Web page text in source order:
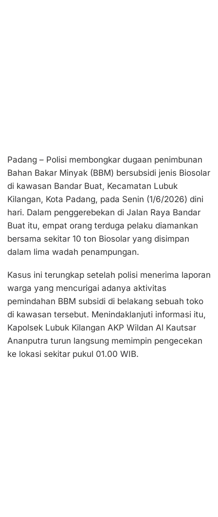
Padang – Polisi membongkar dugaan penimbunan
Bahan Bakar Minyak (BBM) bersubsidi jenis Biosolar
di kawasan Bandar Buat, Kecamatan Lubuk
Kilangan, Kota Padang, pada Senin (1/6/2026) dini
hari. Dalam penggerebekan di Jalan Raya Bandar
Buat itu, empat orang terduga pelaku diamankan
bersama sekitar 10 ton Biosolar yang disimpan
dalam lima wadah penampungan.
Kasus ini terungkap setelah polisi menerima laporan
warga yang mencurigai adanya aktivitas
pemindahan BBM subsidi di belakang sebuah toko
di kawasan tersebut. Menindaklanjuti informasi itu,
Kapolsek Lubuk Kilangan AKP Wildan Al Kautsar
Ananputra turun langsung memimpin pengecekan
ke lokasi sekitar pukul 01.00 WIB.